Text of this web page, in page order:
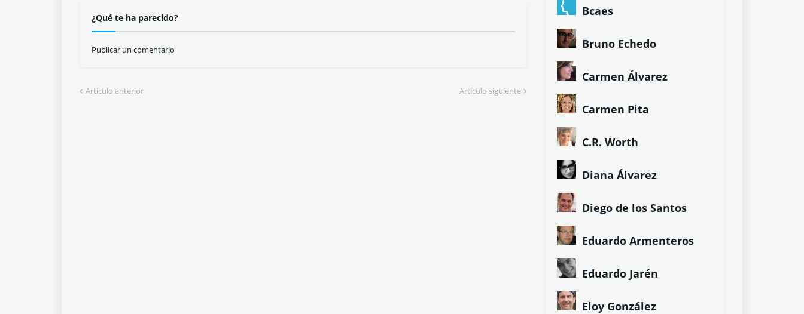
¿Qué te ha parecido?
Publicar un comentario
Artículo anterior Artículo siguiente
Bcaes
Bruno Echedo
Carmen Álvarez
Carmen Pita
C.R. Worth
Diana Álvarez
Diego de los Santos
Eduardo Armenteros
Eduardo Jarén
Eloy González